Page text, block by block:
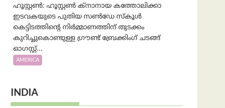
ഹൂസ്റ്റൺ: ഹൂസ്റ്റൺ ക്നാനായ കത്തോലിക്കാ
ഇടവകയുടെ പുതിയ സൺഡേ സ്കൂൾ
കെട്ടിടത്തിന്റെ നിർമ്മാണത്തിന് തുടക്കം
കുറിച്ചുകൊണ്ടുള്ള ഗ്രൗണ്ട് ബ്രേക്കിംഗ് ചടങ്ങ്
ഓഗസ്റ്റ്...
AMERICA
INDIA